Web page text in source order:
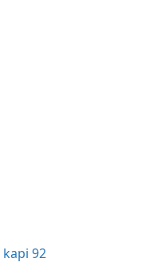
kapi 92